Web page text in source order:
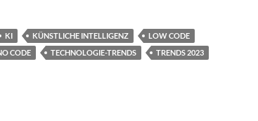
KI KÜNSTLICHE INTELLIGENZ
LOW CODE
CODE TECHNOLOGIE-TRENDS
TRENDS 2023